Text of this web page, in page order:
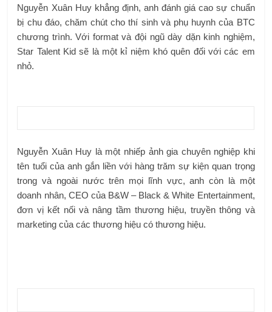
Nguyễn Xuân Huy khẳng định, anh đánh giá cao sự chuẩn
bị chu đáo, chăm chút cho thí sinh và phụ huynh của BTC
chương trình. Với format và đội ngũ dày dặn kinh nghiệm,
Star Talent Kid sẽ là một kỉ niệm khó quên đối với các em
nhỏ.
Nguyễn Xuân Huy là một nhiếp ảnh gia chuyên nghiệp khi
tên tuổi của anh gắn liền với hàng trăm sự kiện quan trọng
trong và ngoài nước trên mọi lĩnh vực, anh còn là một
doanh nhân, CEO của B&W – Black & White Entertainment,
đơn vị kết nối và nâng tầm thương hiệu, truyền thông và
marketing của các thương hiệu có thương hiệu.